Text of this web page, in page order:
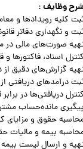
شرح وظایف :
کلیه رویدادها و
و نگهداری دفاتر
صورت‌های مالی
کنترل اسناد، فاکتورها و
گزارش‌های دقیق از
درآمدهای دریافتی
کنترل دریافتی‌ها در برابر
پیگیری مانده‌حساب
حقوق و مزایای
بیمه و مالیات
و ارسال لیست